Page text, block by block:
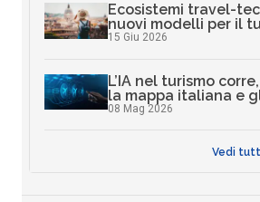
Ecosistemi travel-
nuovi modelli per il
15 Giu 2026
L’IA nel turismo
la mappa italiana e
08 Mag 2026
Vedi